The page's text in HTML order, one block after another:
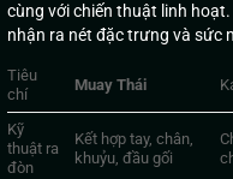
cùng với chiến thuật linh
nhận ra nét đặc trưng và sức
Tiêu
chí
Muay Thái
Kỹ
thuật ra
đòn
Kết hợp tay, chân,
khuỷu, đầu gối